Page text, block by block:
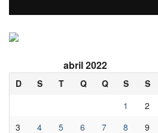
abril 2022
D S T Q Q S
S
1
2
3
4 5 6 7 8
9